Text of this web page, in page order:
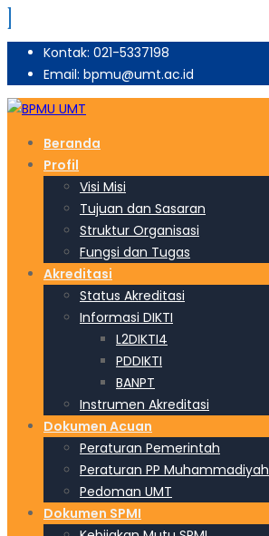
Kontak: 021-5337198
Email: bpmu@umt.ac.id
Beranda
Profil
Visi Misi
Tujuan dan Sasaran
Struktur Organisasi
Fungsi dan Tugas
Akreditasi
Status Akreditasi
Informasi DIKTI
L2DIKTI4
PDDIKTI
BANPT
Instrumen Akreditasi
Dokumen Acuan
Peraturan Pemerintah
Peraturan PP Muhammadiyah
Pedoman UMT
Dokumen SPMI